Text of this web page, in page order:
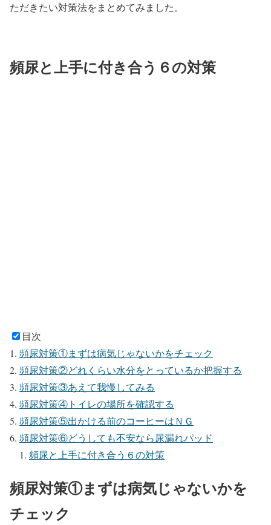
ただきたい対策法をまとめてみました。
頻尿と上手に付き合う６の対策
目次
頻尿対策①まずは病気じゃないかをチェック
頻尿対策②どれくらい水分をとっているか把握する
頻尿対策③あえて我慢してみる
頻尿対策④トイレの場所を確認する
頻尿対策⑤出かける前のコーヒーはＮＧ
頻尿対策⑥どうしても不安なら尿漏れパッド
頻尿と上手に付き合う６の対策
頻尿対策①まずは病気じゃないかを
チェック